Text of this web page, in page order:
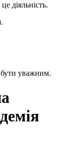
діяльність.
бути уважним.